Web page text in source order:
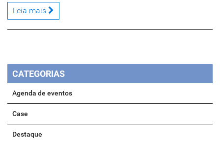
Leia mais
CATEGORIAS
Agenda de eventos
Case
Destaque